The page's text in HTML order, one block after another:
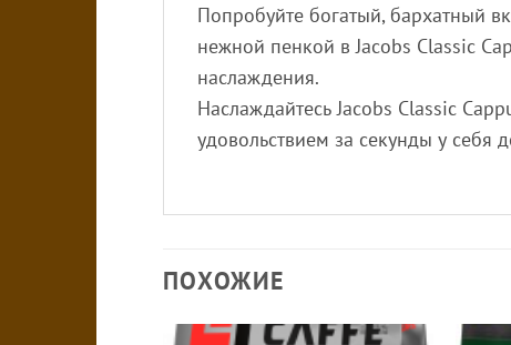
Попробуйте богатый, бархатный
нежной пенкой в ​​Jacobs Classic
наслаждения.
Наслаждайтесь Jacobs Classic
удовольствием за секунды у себя
ПОХОЖИЕ